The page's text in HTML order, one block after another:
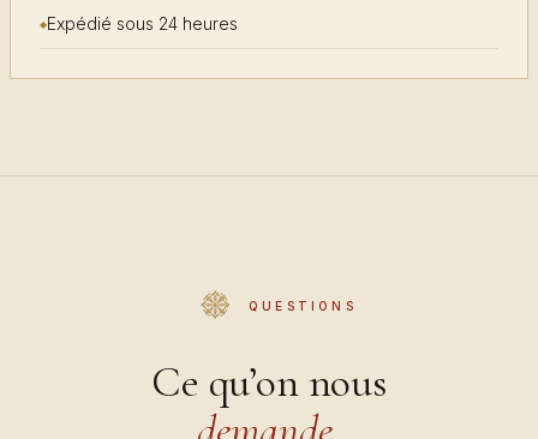
Expédié sous 24 heures
QUESTIONS
Ce qu’on nous